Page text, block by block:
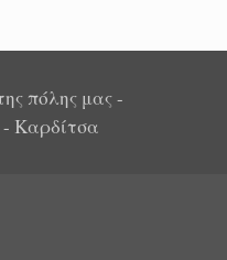
πόλης μας -
Καρδίτσα